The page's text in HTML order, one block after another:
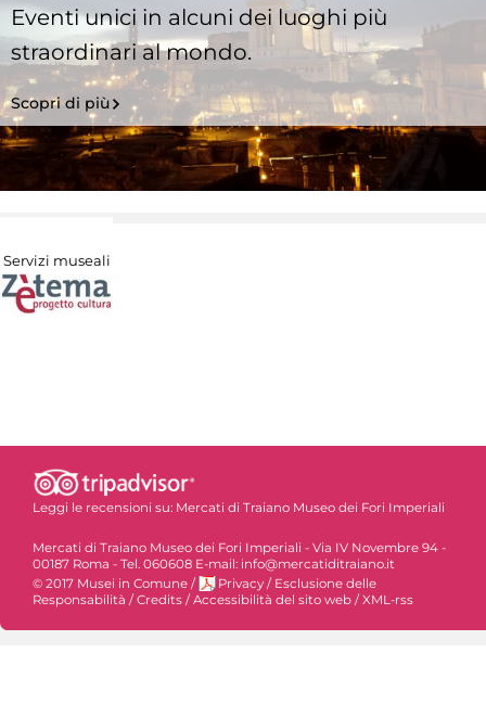
Eventi unici in alcuni dei luoghi più
straordinari al mondo.
Scopri di più
Servizi museali
Leggi le recensioni su: Mercati di Traiano Museo dei Fori Imperiali
Mercati di Traiano Museo dei Fori Imperiali - Via IV Novembre 94 -
00187 Roma - Tel. 060608 E-mail: info@mercatiditraiano.it
© 2017 Musei in Comune / Privacy / Esclusione delle
Responsabilità / Credits / Accessibilità del sito web / XML-rss